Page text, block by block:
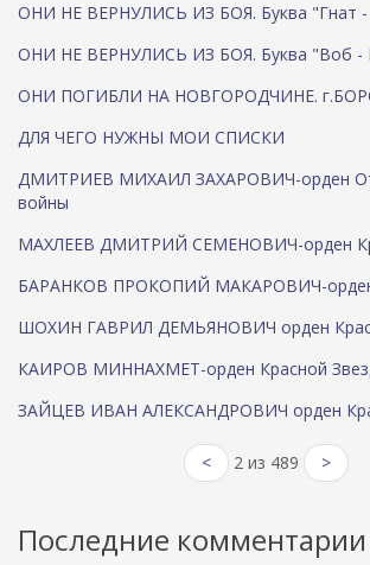
ОНИ НЕ ВЕРНУЛИСЬ ИЗ БОЯ. Буква "Гнат -
ОНИ НЕ ВЕРНУЛИСЬ ИЗ БОЯ. Буква "Воб -
ОНИ ПОГИБЛИ НА НОВГОРОДЧИНЕ.
ДЛЯ ЧЕГО НУЖНЫ МОИ СПИСКИ
ДМИТРИЕВ МИХАИЛ ЗАХАРОВИЧ-орден
войны
МАХЛЕЕВ ДМИТРИЙ СЕМЕНОВИЧ-орден
БАРАНКОВ ПРОКОПИЙ МАКАРОВИЧ-орден
ШОХИН ГАВРИЛ ДЕМЬЯНОВИЧ орден
КАИРОВ МИННАХМЕТ-орден Красной
ЗАЙЦЕВ ИВАН АЛЕКСАНДРОВИЧ орден
< 2 из 489 >
Последние комментарии